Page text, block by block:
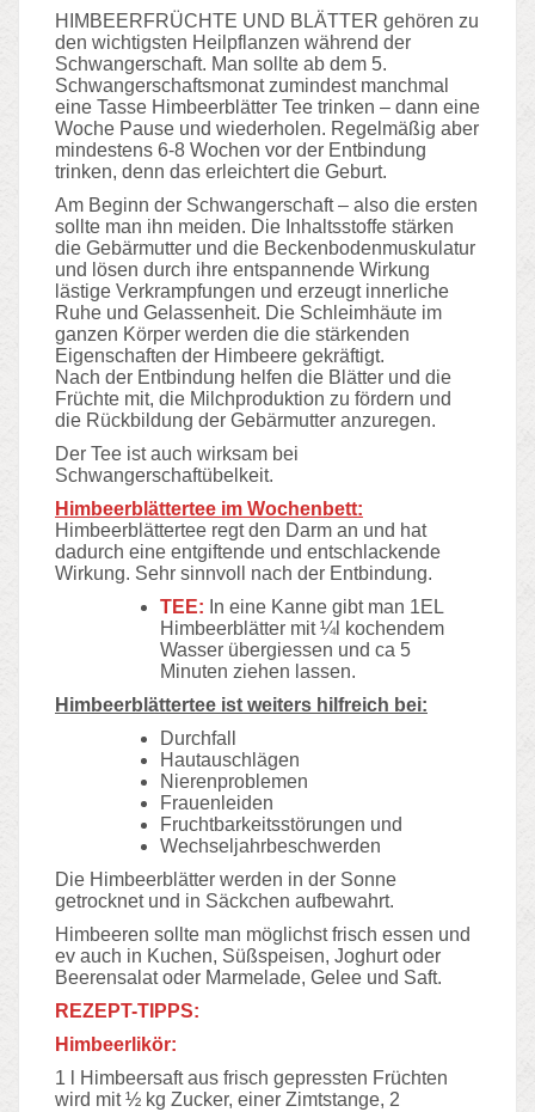
HIMBEERFRÜCHTE UND BLÄTTER gehören zu
den wichtigsten Heilpflanzen während der
Schwangerschaft. Man sollte ab dem 5.
Schwangerschaftsmonat zumindest manchmal
eine Tasse Himbeerblätter Tee trinken – dann eine
Woche Pause und wiederholen. Regelmäßig aber
mindestens 6-8 Wochen vor der Entbindung
trinken, denn das erleichtert die Geburt.
Am Beginn der Schwangerschaft – also die ersten
sollte man ihn meiden. Die Inhaltsstoffe stärken
die Gebärmutter und die Beckenbodenmuskulatur
und lösen durch ihre entspannende Wirkung
lästige Verkrampfungen und erzeugt innerliche
Ruhe und Gelassenheit. Die Schleimhäute im
ganzen Körper werden die die stärkenden
Eigenschaften der Himbeere gekräftigt.
Nach der Entbindung helfen die Blätter und die
Früchte mit, die Milchproduktion zu fördern und
die Rückbildung der Gebärmutter anzuregen.
Der Tee ist auch wirksam bei
Schwangerschaftübelkeit.
Himbeerblättertee im Wochenbett:
Himbeerblättertee regt den Darm an und hat
dadurch eine entgiftende und entschlackende
Wirkung. Sehr sinnvoll nach der Entbindung.
TEE: In eine Kanne gibt man 1EL
Himbeerblätter mit ¼l kochendem
Wasser übergiessen und ca 5
Minuten ziehen lassen.
Himbeerblättertee ist weiters hilfreich bei:
Durchfall
Hautauschlägen
Nierenproblemen
Frauenleiden
Fruchtbarkeitsstörungen und
Wechseljahrbeschwerden
Die Himbeerblätter werden in der Sonne
getrocknet und in Säckchen aufbewahrt.
Himbeeren sollte man möglichst frisch essen und
ev auch in Kuchen, Süßspeisen, Joghurt oder
Beerensalat oder Marmelade, Gelee und Saft.
REZEPT-TIPPS:
Himbeerlikör:
1 l Himbeersaft aus frisch gepressten Früchten
wird mit ½ kg Zucker, einer Zimtstange, 2